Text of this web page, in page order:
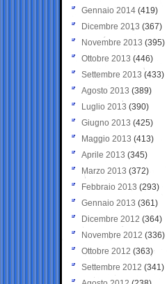
Gennaio 2014 (419)
Dicembre 2013 (367)
Novembre 2013 (395)
Ottobre 2013 (446)
Settembre 2013 (433)
Agosto 2013 (389)
Luglio 2013 (390)
Giugno 2013 (425)
Maggio 2013 (413)
Aprile 2013 (345)
Marzo 2013 (372)
Febbraio 2013 (293)
Gennaio 2013 (361)
Dicembre 2012 (364)
Novembre 2012 (336)
Ottobre 2012 (363)
Settembre 2012 (341)